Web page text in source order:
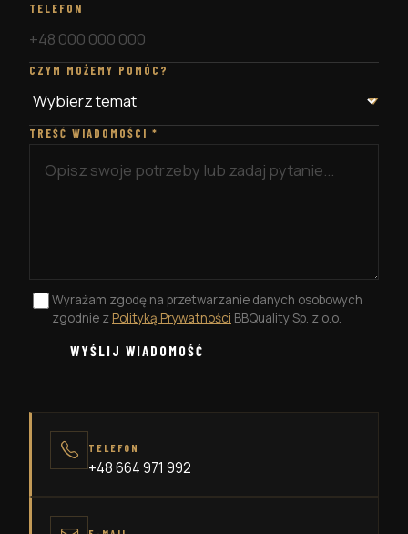
TELEFON
CZYM MOŻEMY POMÓC?
TREŚĆ WIADOMOŚCI *
Wyrażam zgodę na przetwarzanie danych osobowych
zgodnie z Polityką Prywatności BBQuality Sp. z o.o.
WYŚLIJ WIADOMOŚĆ
TELEFON
+48 664 971 992